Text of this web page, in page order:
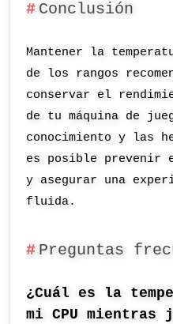
Conclusión
Mantener la
de los rangos
conservar el
de tu máquina de
conocimiento y las
es posible prevenir
y asegurar una
fluida.
Preguntas
¿Cuál es la
mi CPU mientras